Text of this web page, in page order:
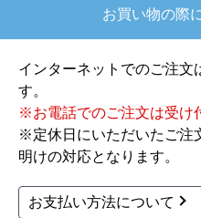
G-15A+RC-J101E 工事
費込
117,766 円(税込)
商品詳細はこちら
1 2 3 4